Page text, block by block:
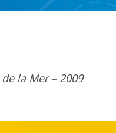
la Mer – 2009